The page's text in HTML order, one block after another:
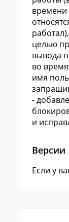
времени
целью
вывода
во
имя
-
и
Версии
Если у